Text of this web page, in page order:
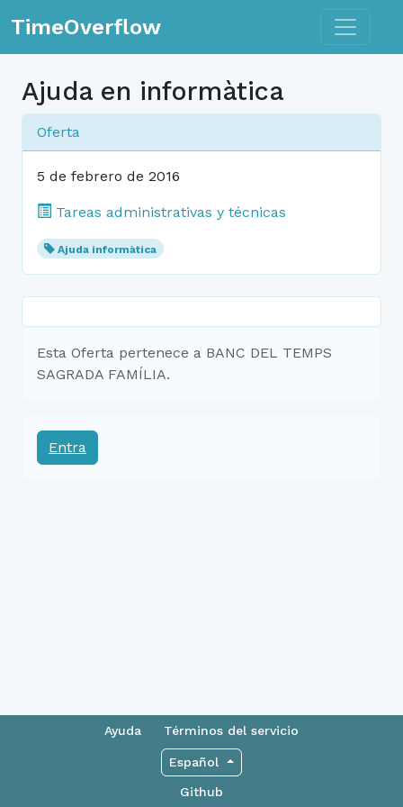
TimeOverflow Toggle
Ajuda en informàtica
Oferta
5 de febrero de 2016
Tareas administrativas y técnicas
Ajuda informàtica
Esta Oferta pertenece a BANC DEL TEMPS
SAGRADA FAMÍLIA.
Entra
Ayuda Términos del servicio
Español
Github